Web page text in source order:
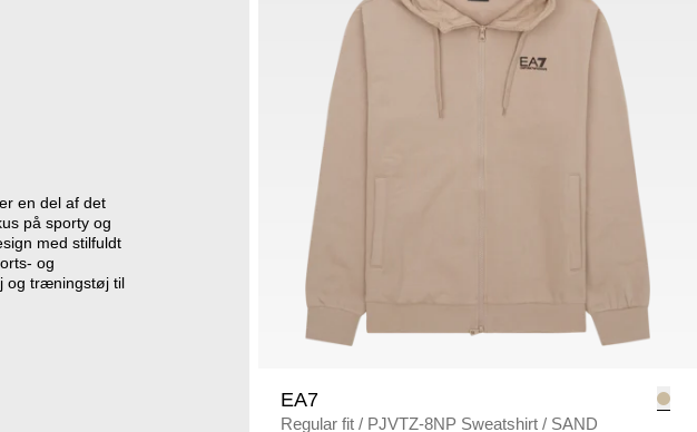
en del af det
på sporty og
med stilfuldt
og
og træningstøj til
EA7
Regular fit / PJVTZ-8NP Sweatshirt / SAND